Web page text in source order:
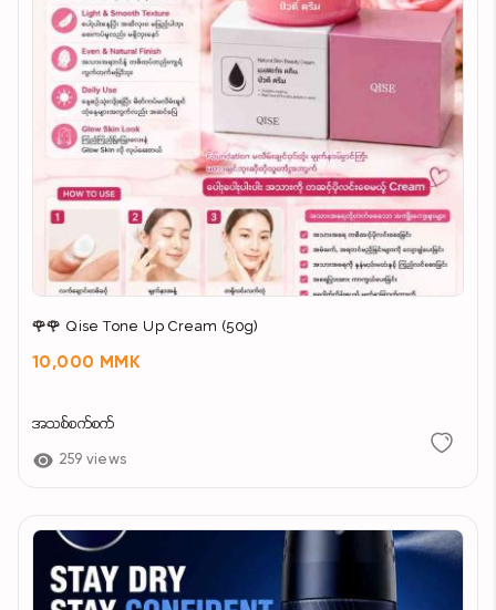
🌹🌹 Qise Tone Up Cream (50g)
10,000 MMK
အသစ်စက်စက်
259 views